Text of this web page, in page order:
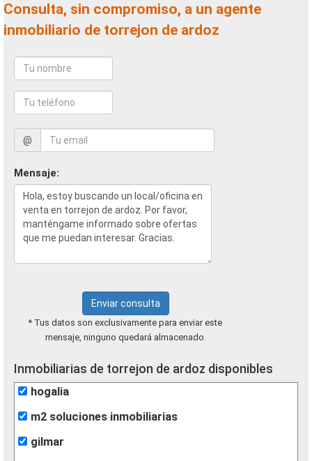
Consulta, sin compromiso, a un agente
inmobiliario de torrejon de ardoz
@
Mensaje:
Enviar consulta
* Tus datos son exclusivamente para enviar este
mensaje, ninguno quedará almacenado.
Inmobiliarias de torrejon de ardoz disponibles
hogalia
m2 soluciones inmobiliarias
gilmar